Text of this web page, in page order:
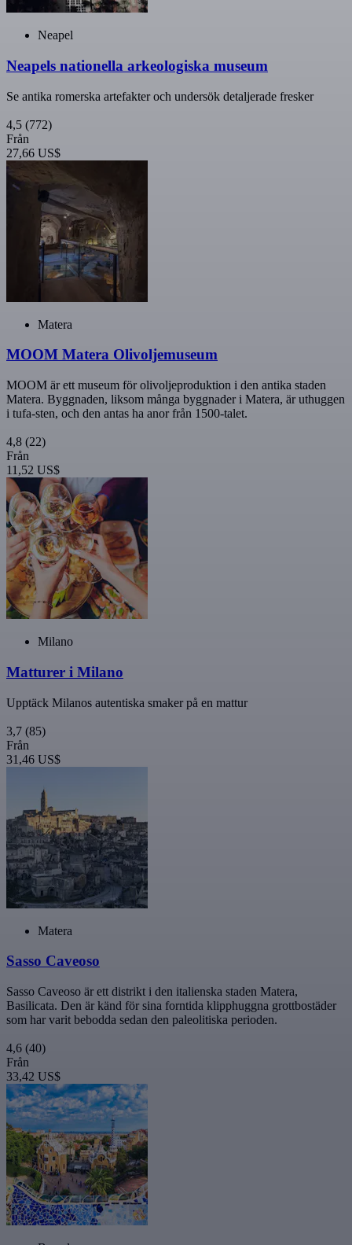
Neapel
Neapels nationella arkeologiska museum
Se antika romerska artefakter och undersök detaljerade fresker
4,5 (772)
Från
27,66 US$
Matera
MOOM Matera Olivoljemuseum
MOOM är ett museum för olivoljeproduktion i den antika staden
Matera. Byggnaden, liksom många byggnader i Matera, är uthuggen
i tufa-sten, och den antas ha anor från 1500-talet.
4,8 (22)
Från
11,52 US$
Milano
Matturer i Milano
Upptäck Milanos autentiska smaker på en mattur
3,7 (85)
Från
31,46 US$
Matera
Sasso Caveoso
Sasso Caveoso är ett distrikt i den italienska staden Matera,
Basilicata. Den är känd för sina forntida klipphuggna grottbostäder
som har varit bebodda sedan den paleolitiska perioden.
4,6 (40)
Från
33,42 US$